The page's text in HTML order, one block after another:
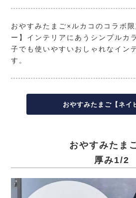
おやすみたまご×ルカコのコラボ
ー】インテリアにあうシンプルカ
子でも使いやすいおしゃれなイン
す。
おやすみたまご【ネイ
おやすみたま
厚み1/2